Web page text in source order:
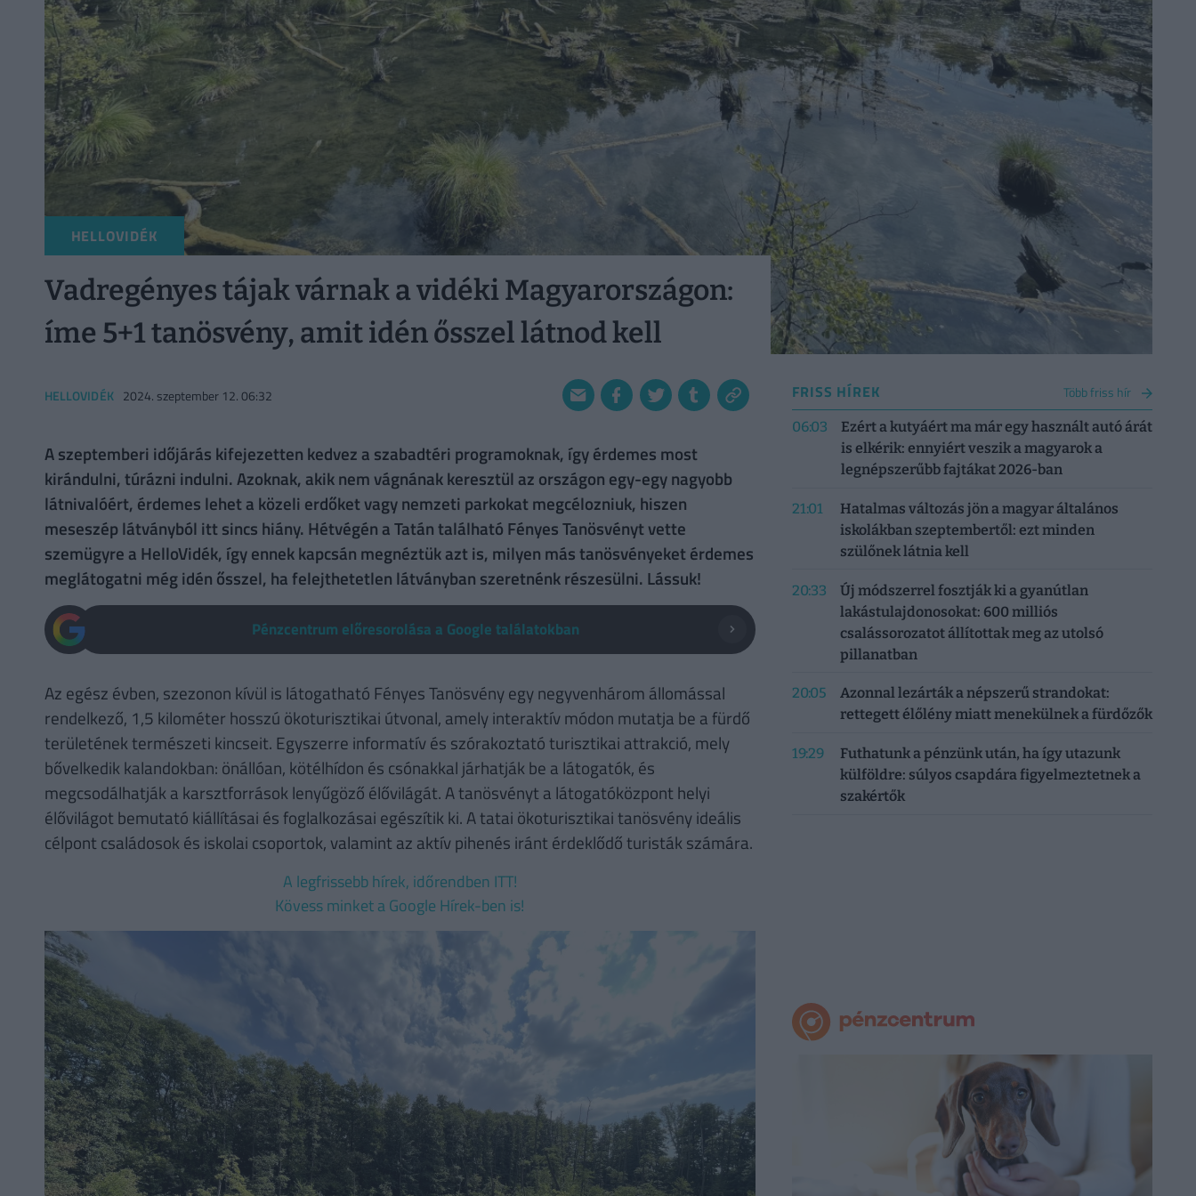
HELLOVIDÉK
Vadregényes tájak várnak a vidéki Magyarországon:
íme 5+1 tanösvény, amit idén ősszel látnod kell
HELLOVIDÉK 2024. szeptember 12. 06:32
A szeptemberi időjárás kifejezetten kedvez a szabadtéri programoknak, így érdemes most
kirándulni, túrázni indulni. Azoknak, akik nem vágnának keresztül az országon egy-egy nagyobb
látnivalóért, érdemes lehet a közeli erdőket vagy nemzeti parkokat megcélozniuk, hiszen
meseszép látványból itt sincs hiány. Hétvégén a Tatán található Fényes Tanösvényt vette
szemügyre a HelloVidék, így ennek kapcsán megnéztük azt is, milyen más tanösvényeket érdemes
meglátogatni még idén ősszel, ha felejthetetlen látványban szeretnénk részesülni. Lássuk!
Pénzcentrum előresorolása a Google találatokban
Az egész évben, szezonon kívül is látogatható Fényes Tanösvény egy negyvenhárom állomással
rendelkező, 1,5 kilométer hosszú ökoturisztikai útvonal, amely interaktív módon mutatja be a fürdő
területének természeti kincseit. Egyszerre informatív és szórakoztató turisztikai attrakció, mely
bővelkedik kalandokban: önállóan, kötélhídon és csónakkal járhatják be a látogatók, és
megcsodálhatják a karsztforrások lenyűgöző élővilágát. A tanösvényt a látogatóközpont helyi
élővilágot bemutató kiállításai és foglalkozásai egészítik ki. A tatai ökoturisztikai tanösvény ideális
célpont családosok és iskolai csoportok, valamint az aktív pihenés iránt érdeklődő turisták számára.
A legfrissebb hírek, időrendben ITT!
Kövess minket a Google Hírek-ben is!
FRISS HÍREK Több friss hír
06:03
Ezért a kutyáért ma már egy használt autó árát
is elkérik: ennyiért veszik a magyarok a
legnépszerűbb fajtákat 2026-ban
21:01
Hatalmas változás jön a magyar általános
iskolákban szeptembertől: ezt minden
szülőnek látnia kell
20:33
Új módszerrel fosztják ki a gyanútlan
lakástulajdonosokat: 600 milliós
csalássorozatot állítottak meg az utolsó
pillanatban
20:05
Azonnal lezárták a népszerű strandokat:
rettegett élőlény miatt menekülnek a fürdőzők
19:29
Futhatunk a pénzünk után, ha így utazunk
külföldre: súlyos csapdára figyelmeztetnek a
szakértők